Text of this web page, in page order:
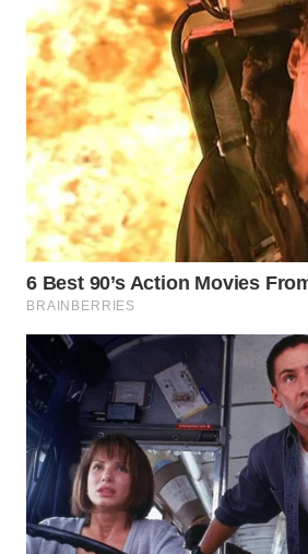
WN
BEKASI
WN
BOGOR
WN
DEPOK
WN
TAPANULI
WN
SAMOSIR
WN
PADANG
LAWAS